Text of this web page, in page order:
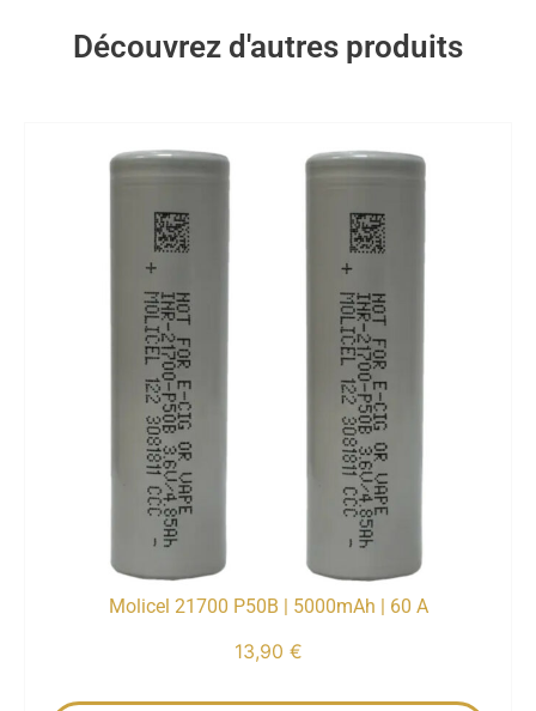
Découvrez d'autres produits
Molicel 21700 P50B | 5000mAh | 60 A
13,90 €